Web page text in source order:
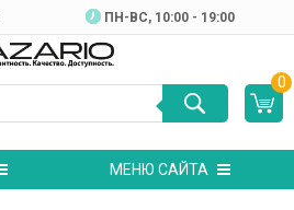
ПН-ВC, 10:00 - 19:00
0
МЕНЮ САЙТА